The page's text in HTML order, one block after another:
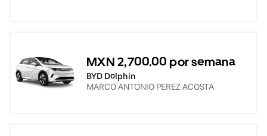
MXN 2,700.00 por semana
BYD Dolphin
MARCO ANTONIO PEREZ ACOSTA